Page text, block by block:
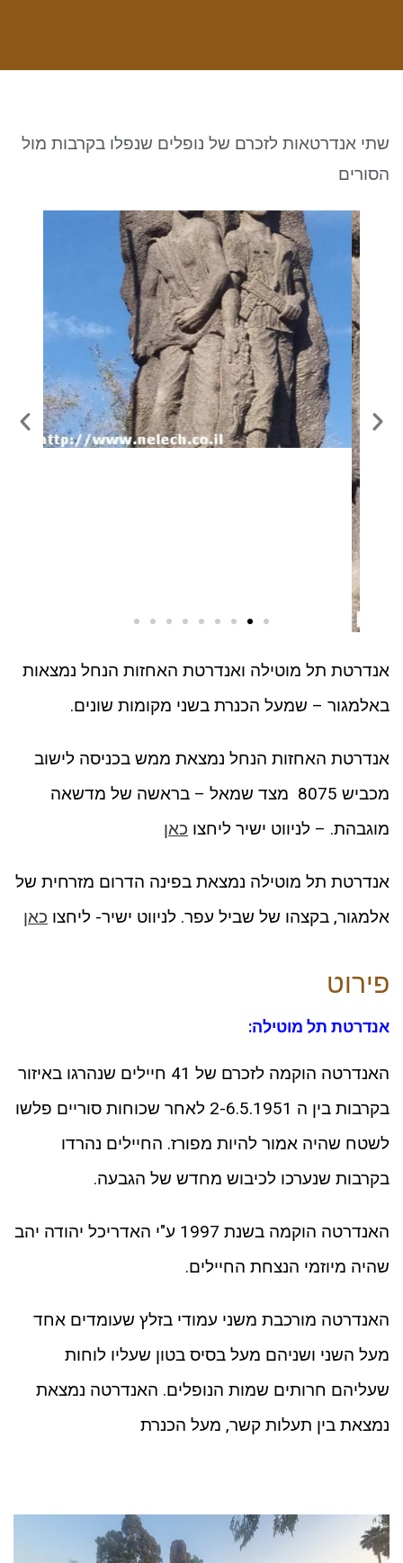
לאפס את כל האפשרויות
שתי אנדרטאות לזכרם של נופלים שנפלו בקרבות מול
הסורים
אנדרטת תל מוטילה ואנדרטת האחזות הנחל נמצאות
באלמגור – שמעל הכנרת בשני מקומות שונים.
אנדרטת האחזות הנחל נמצאת ממש בכניסה לישוב
מכביש 8075 מצד שמאל – בראשה של מדשאה
מוגבהת. – לניווט ישיר ליחצו כאן
אנדרטת תל מוטילה נמצאת בפינה הדרום מזרחית של
אלמגור, בקצהו של שביל עפר. לניווט ישיר- ליחצו כאן
פירוט
אנדרטת תל מוטילה:
האנדרטה הוקמה לזכרם של 41 חיילים שנהרגו באיזור
בקרבות בין ה 2-6.5.1951 לאחר שכוחות סוריים פלשו
לשטח שהיה אמור להיות מפורז. החיילים נהרדו
בקרבות שנערכו לכיבוש מחדש של הגבעה.
האנדרטה הוקמה בשנת 1997 ע"י האדריכל יהודה יהב
שהיה מיוזמי הנצחת החיילים.
האנדרטה מורכבת משני עמודי בזלץ שעומדים אחד
מעל השני ושניהם מעל בסיס בטון שעליו לוחות
שעליהם חרותים שמות הנופלים. האנדרטה נמצאת
נמצאת בין תעלות קשר, מעל הכנרת